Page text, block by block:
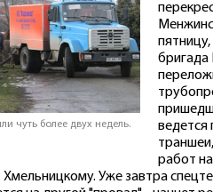
чуть более двух недель.
бригада
ведется
работ
Хмельницкому. Уже завтра